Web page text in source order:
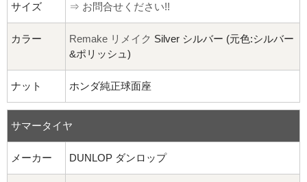
サイズ ⇒ お問合せください!!
カラー Remake リメイク Silver シルバー (元色:シルバー
&ポリッシュ)
ナット ホンダ純正球面座
サマータイヤ
メーカー DUNLOP ダンロップ